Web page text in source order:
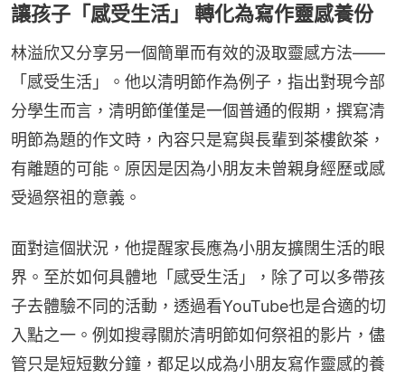
讓孩子「感受生活」 轉化為寫作靈感養份
林溢欣又分享另一個簡單而有效的汲取靈感方法——
「感受生活」。他以清明節作為例子，指出對現今部
分學生而言，清明節僅僅是一個普通的假期，撰寫清
明節為題的作文時，內容只是寫與長輩到茶樓飲茶，
有離題的可能。原因是因為小朋友未曾親身經歷或感
受過祭祖的意義。
面對這個狀況，他提醒家長應為小朋友擴闊生活的眼
界。至於如何具體地「感受生活」，除了可以多帶孩
子去體驗不同的活動，透過看YouTube也是合適的切
入點之一。例如搜尋關於清明節如何祭祖的影片，儘
管只是短短數分鐘，都足以成為小朋友寫作靈感的養